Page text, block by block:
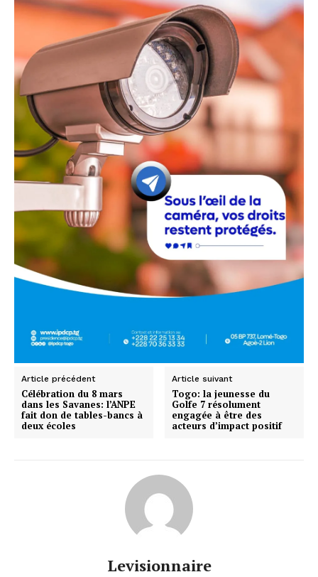
Article précédent
Célébration du 8 mars
dans les Savanes: l’ANPE
fait don de tables-bancs à
deux écoles
Article suivant
Togo: la jeunesse du
Golfe 7 résolument
engagée à être des
acteurs d’impact positif
Levisionnaire